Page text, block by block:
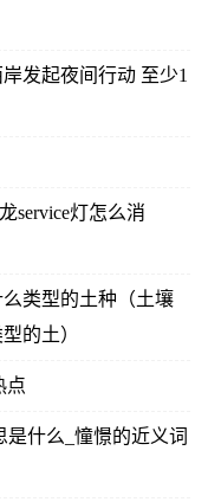
发起夜间行动 至少1
service灯怎么消
类型的土种（土壤
的土）
点
什么_憧憬的近义词